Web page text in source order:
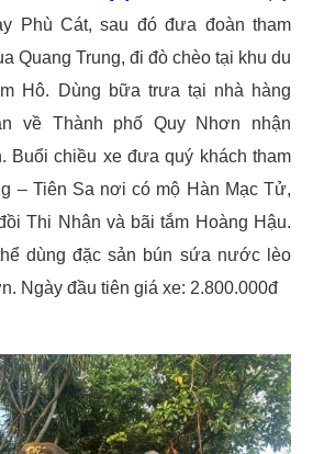
Phù Cát, sau đó đưa đoàn tham
Quang Trung, đi đò chèo tại khu du
Hô. Dùng bữa trưa tại nhà hàng
về Thành phố Quy Nhơn nhận
Buổi chiều xe đưa quý khách tham
– Tiên Sa nơi có mộ Hàn Mạc Tử,
Thi Nhân và bãi tắm Hoàng Hậu.
dùng đặc sản bún sứa nước lèo
Ngày đầu tiên giá xe: 2.800.000đ